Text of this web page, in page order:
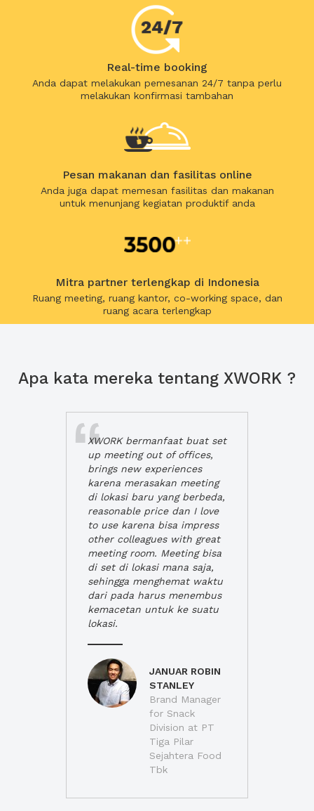
Real-time booking
Anda dapat melakukan pemesanan 24/7 tanpa perlu
melakukan konfirmasi tambahan
Pesan makanan dan fasilitas online
Anda juga dapat memesan fasilitas dan makanan
untuk menunjang kegiatan produktif anda
Mitra partner terlengkap di Indonesia
Ruang meeting, ruang kantor, co-working space, dan
ruang acara terlengkap
Apa kata mereka tentang XWORK ?
XWORK bermanfaat buat set
up meeting out of offices,
brings new experiences
karena merasakan meeting
di lokasi baru yang berbeda,
reasonable price dan I love
to use karena bisa impress
other colleagues with great
meeting room. Meeting bisa
di set di lokasi mana saja,
sehingga menghemat waktu
dari pada harus menembus
kemacetan untuk ke suatu
lokasi.
JANUAR ROBIN
STANLEY
Brand Manager
for Snack
Division at PT
Tiga Pilar
Sejahtera Food
Tbk